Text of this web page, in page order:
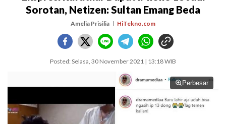
Sorotan, Netizen: Sultan Emang Beda
Amelia Prisilia HiTekno.com
Posted: Selasa, 30 November 2021 | 13:18 WIB
Perbesar